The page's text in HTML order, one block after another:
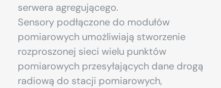
serwera agregującego.
Sensory podłączone do modułów
pomiarowych umożliwiają stworzenie
rozproszonej sieci wielu punktów
pomiarowych przesyłających dane drogą
radiową do stacji pomiarowych,